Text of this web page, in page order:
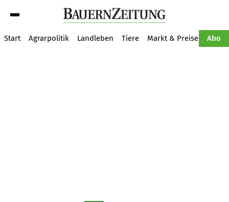
Start Agrarpolitik Landleben Tiere Markt & Preise Abo